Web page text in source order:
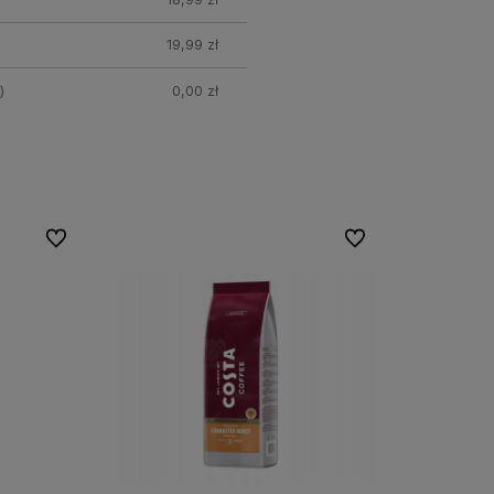
19,99 zł
0,00 zł
Do ulubionych
Do ulubionych Do ulubionych
Do ulubionych